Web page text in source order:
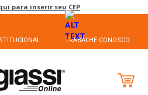
para inserir seu CEP
TRABALHE CONOSCO